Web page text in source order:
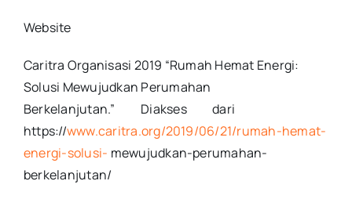
Website
Caritra Organisasi 2019 “Rumah Hemat Energi:
Solusi Mewujudkan Perumahan
Berkelanjutan.” Diakses dari
https://www.caritra.org/2019/06/21/rumah-hemat-
energi-solusi- mewujudkan-perumahan-
berkelanjutan/